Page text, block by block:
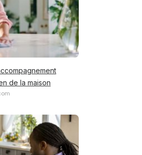
de la maison